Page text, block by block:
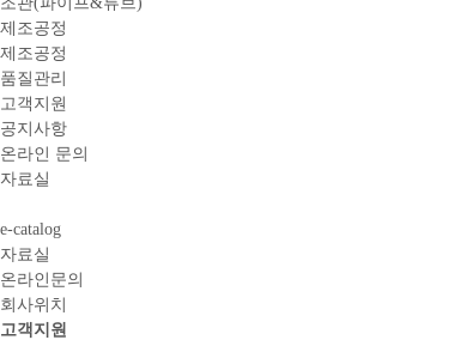
제조공정
제조공정
품질관리
고객지원
공지사항
온라인 문의
자료실
e-catalog
자료실
온라인문의
회사위치
고객지원